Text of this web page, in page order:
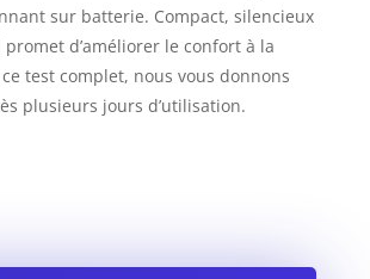
sur batterie. Compact, silencieux
d’améliorer le confort à la
test complet, nous vous donnons
plusieurs jours d’utilisation.